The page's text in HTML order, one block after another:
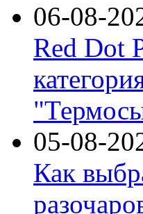
06-08-
Red Dot
05-08-
Как